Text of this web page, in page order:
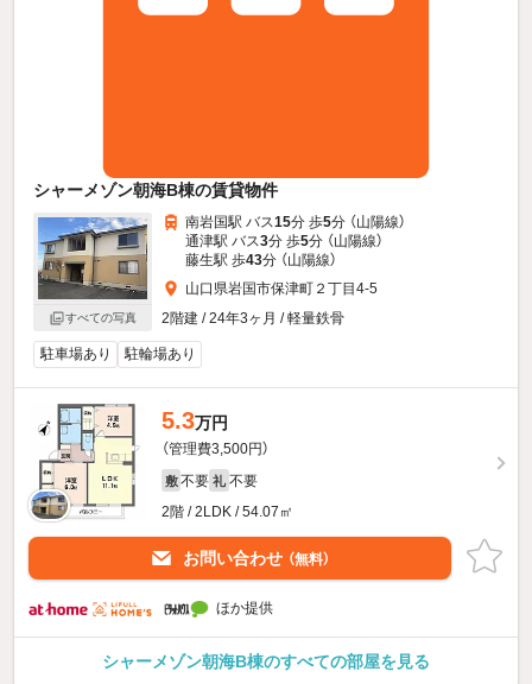
シャーメゾン朝海B棟の賃貸物件
すべての写真
南岩国駅 バス15分 歩5分 （山陽線）
通津駅 バス3分 歩5分 （山陽線）
藤生駅 歩43分 （山陽線）
山口県岩国市保津町２丁目4-5
2階建 / 24年3ヶ月 / 軽量鉄骨
駐車場あり 駐輪場あり
5.3万円
（管理費3,500円）
敷 不要 礼 不要
2階 / 2LDK / 54.07㎡
お問い合わせ （無料）
ほか提供
シャーメゾン朝海B棟のすべての部屋を見る